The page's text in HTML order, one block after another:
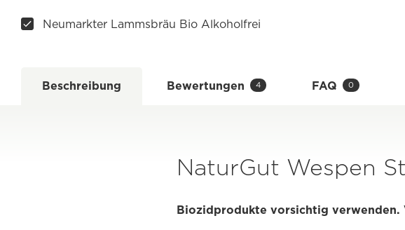
Neumarkter Lammsbräu Bio Alkoholfrei
Beschreibung Bewertungen 4 FAQ 0
NaturGut Wespen
Biozidprodukte vorsichtig verwenden.